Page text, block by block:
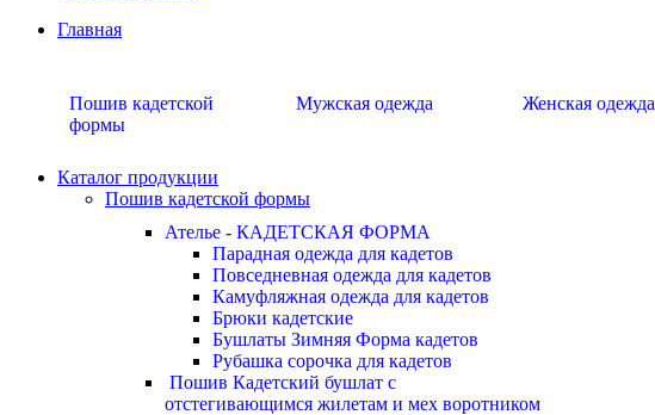
Главная
Пошив кадетской
формы
Мужская одежда Женская одежда
Каталог продукции
Пошив кадетской формы
Ателье - КАДЕТСКАЯ ФОРМА
Парадная одежда для кадетов
Повседневная одежда для кадетов
Камуфляжная одежда для кадетов
Брюки кадетские
Бушлаты Зимняя Форма кадетов
Рубашка сорочка для кадетов
Пошив Кадетский бушлат с
отстегивающимся жилетам и мех воротником